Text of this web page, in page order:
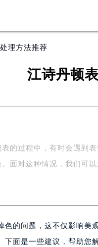
理方法推荐
江诗丹顿
的过程中，有时会遇到
面对这种情况，我们可
的问题，这不仅影响美
面是一些建议，帮助您